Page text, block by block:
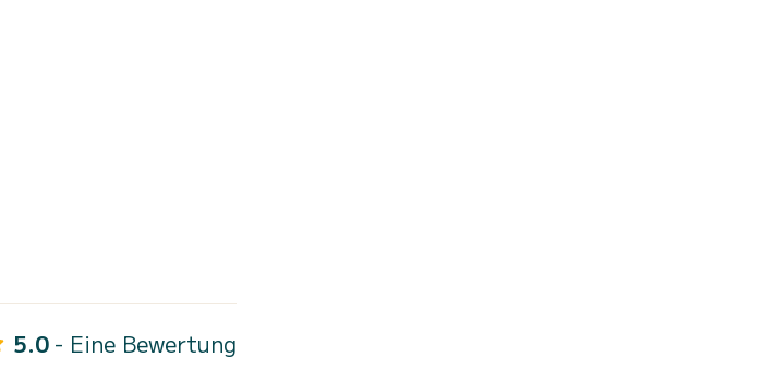
5.0 - Eine Bewertung